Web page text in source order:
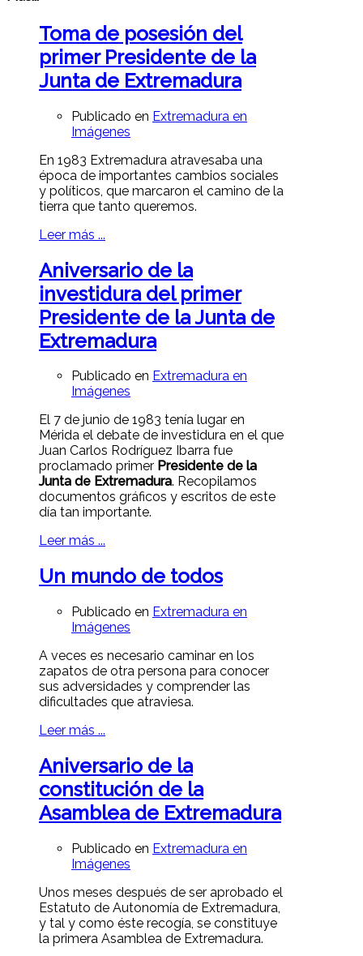
Toma de posesión del
primer Presidente de la
Junta de Extremadura
Publicado en Extremadura en
Imágenes
En 1983 Extremadura atravesaba una
época de importantes cambios sociales
y políticos, que marcaron el camino de la
tierra que tanto queremos.
Leer más ...
Aniversario de la
investidura del primer
Presidente de la Junta de
Extremadura
Publicado en Extremadura en
Imágenes
El 7 de junio de 1983 tenía lugar en
Mérida el debate de investidura en el que
Juan Carlos Rodríguez Ibarra fue
proclamado primer Presidente de la
Junta de Extremadura. Recopilamos
documentos gráficos y escritos de este
día tan importante.
Leer más ...
Un mundo de todos
Publicado en Extremadura en
Imágenes
A veces es necesario caminar en los
zapatos de otra persona para conocer
sus adversidades y comprender las
dificultades que atraviesa.
Leer más ...
Aniversario de la
constitución de la
Asamblea de Extremadura
Publicado en Extremadura en
Imágenes
Unos meses después de ser aprobado el
Estatuto de Autonomía de Extremadura,
y tal y como éste recogía, se constituye
la primera Asamblea de Extremadura.